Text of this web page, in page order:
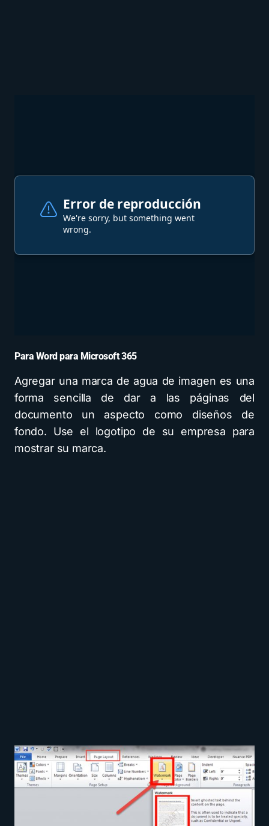
Para Word para Microsoft 365
Agregar una marca de agua de imagen es una
forma sencilla de dar a las páginas del
documento un aspecto como diseños de
fondo. Use el logotipo de su empresa para
mostrar su marca.